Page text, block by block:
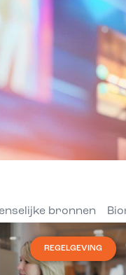
bronnen
REGELGEVING